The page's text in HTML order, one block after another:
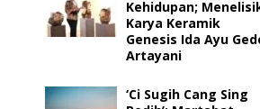
Kehidupan;
Karya Keramik
Genesis Ida Ayu
Artayani
‘Ci Sugih Cang Sing